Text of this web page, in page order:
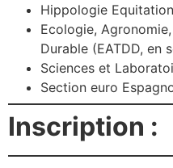
Hippologie Equitation
Ecologie,
Durable (EATDD, en
Sciences et
Section euro
Inscription :